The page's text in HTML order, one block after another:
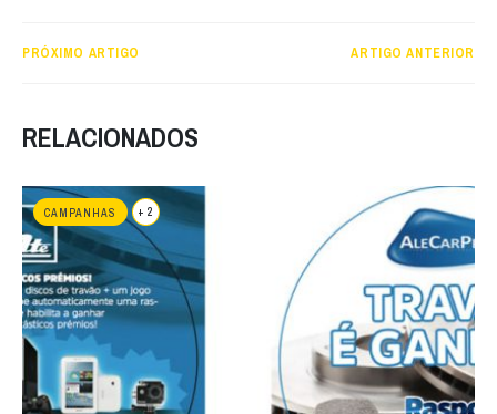
PRÓXIMO ARTIGO ARTIGO ANTERIOR
RELACIONADOS
CAMPANHAS + 2